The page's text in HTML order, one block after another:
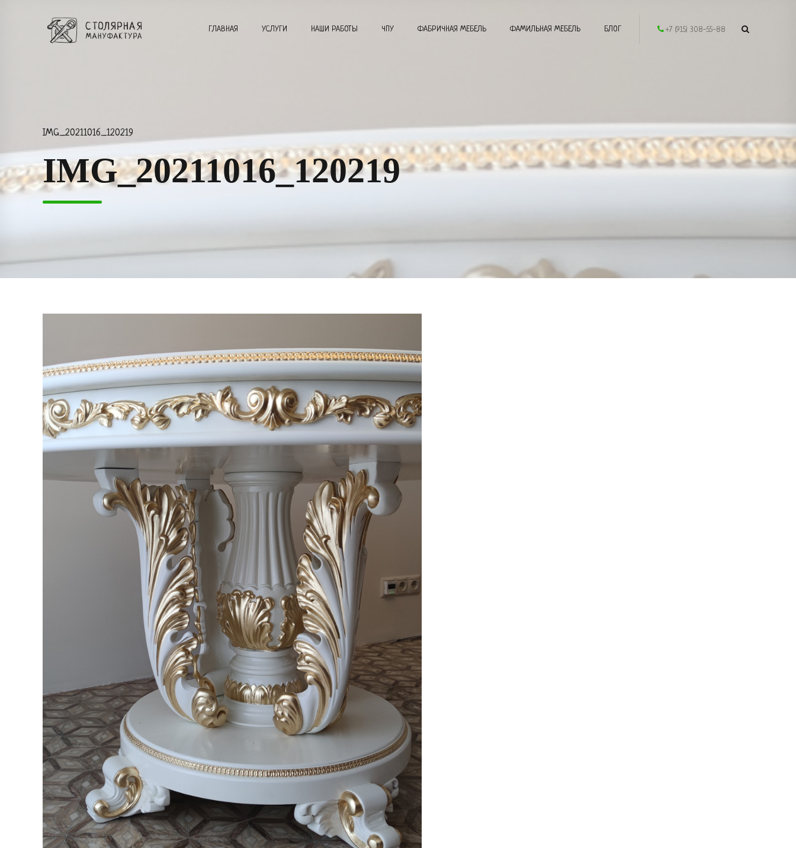
+7 (915) 308-55-88
ГЛАВНАЯ УСЛУГИ НАШИ РАБОТЫ ЧПУ ФАБРИЧНАЯ МЕБЕЛЬ ФАМИЛЬНАЯ МЕБЕЛЬ БЛОГ
IMG_20211016_120219
IMG_20211016_120219